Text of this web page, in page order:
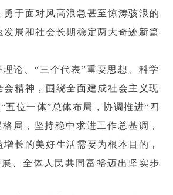
于面对风高浪急甚至惊涛骇浪的
展和社会长期稳定两大奇迹新篇
论、“三个代表”重要思想、科学
精神，围绕全面建成社会主义现
位一体”总体布局，协调推进“四
局，坚持稳中求进工作总基调，
长的美好生活需要为根本目的，
、全体人民共同富裕迈出坚实步